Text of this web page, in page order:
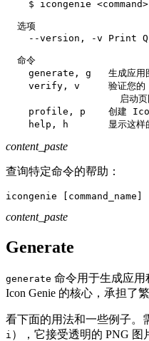
    $ icongenie
<command>
  选项
--version, -v Print
  命令
generate, g   生成应用
verify, v     验证您的
启动页
profile, p    创建
help, h       显示这样
content_paste
查询特定命令的帮助：
icongenie [ command_name ]
content_paste
Generate
generate 命令用于生成应
Icon Genie 的核心，承担了
看下面的用法和一些例子。
i ），它接受透明的 PNG